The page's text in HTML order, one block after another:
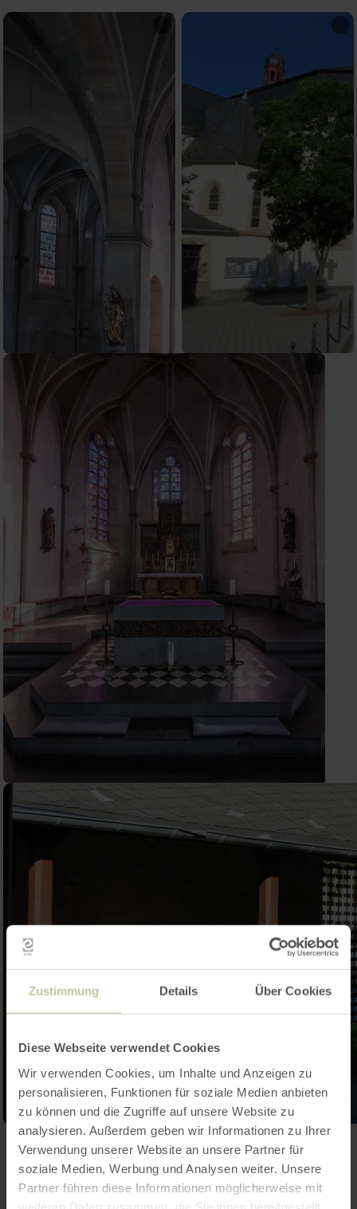
Zustimmung Details Über Cookies
Diese Webseite verwendet Cookies
Wir verwenden Cookies, um Inhalte und Anzeigen zu
personalisieren, Funktionen für soziale Medien anbieten
zu können und die Zugriffe auf unsere Website zu
analysieren. Außerdem geben wir Informationen zu Ihrer
Verwendung unserer Website an unsere Partner für
soziale Medien, Werbung und Analysen weiter. Unsere
Partner führen diese Informationen möglicherweise mit
Ouvrir la galerie